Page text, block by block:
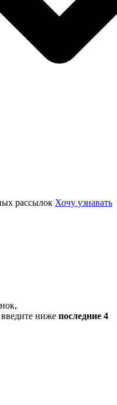
рассылок Хочу узнавать
ниже последние 4